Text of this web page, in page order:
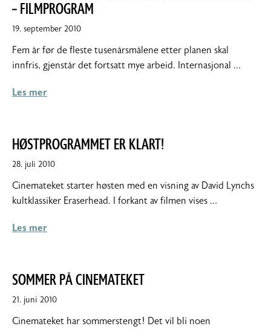
– FILMPROGRAM
19. september 2010
Fem år før de fleste tusenårsmålene etter planen skal
innfris, gjenstår det fortsatt mye arbeid. Internasjonal …
Les mer
HØSTPROGRAMMET ER KLART!
28. juli 2010
Cinemateket starter høsten med en visning av David Lynchs
kultklassiker Eraserhead. I forkant av filmen vises …
Les mer
SOMMER PÅ CINEMATEKET
21. juni 2010
Cinemateket har sommerstengt! Det vil bli noen